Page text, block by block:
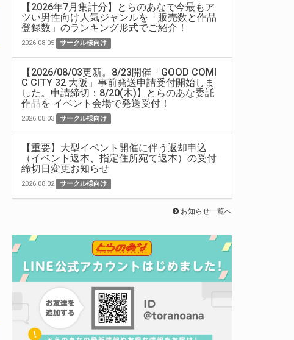
【2026年7月集計分】とらのあなで今最もア
ツい男性向け人気ジャンルを「販売数と作品
登録数」のランキング形式でご紹介！
2026.08.05 サークル様向け
【2026/08/03更新。8/23開催「GOOD COMI
C CITY 32 大阪」事前発送申請受付開始しま
した。申請締切：8/20(木)】とらのあな委託
作品を イベント会場で発送受付！
2026.08.03 サークル様向け
【重要】大型イベント開催に伴う返却申込
（イベント返本、指定住所宛て返本）の受付
締切日変更お知らせ
2026.08.02 サークル様向け
お知らせ一覧へ